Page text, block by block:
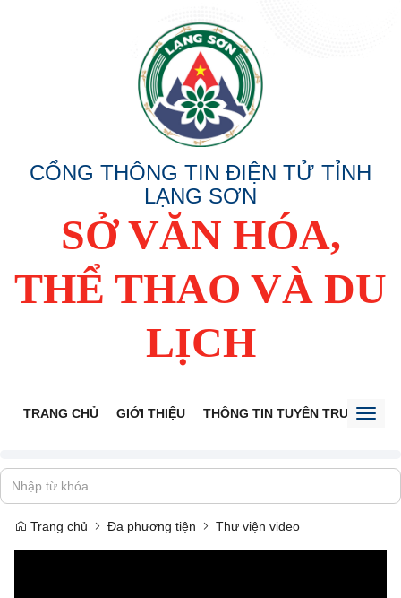
CỔNG THÔNG TIN ĐIỆN TỬ TỈNH
LẠNG SƠN
SỞ VĂN HÓA,
THỂ THAO VÀ DU
LỊCH
TRANG CHỦ GIỚI THIỆU THÔNG TIN TUYÊN TRUYỀN
Trang chủ Đa phương tiện Thư viện video